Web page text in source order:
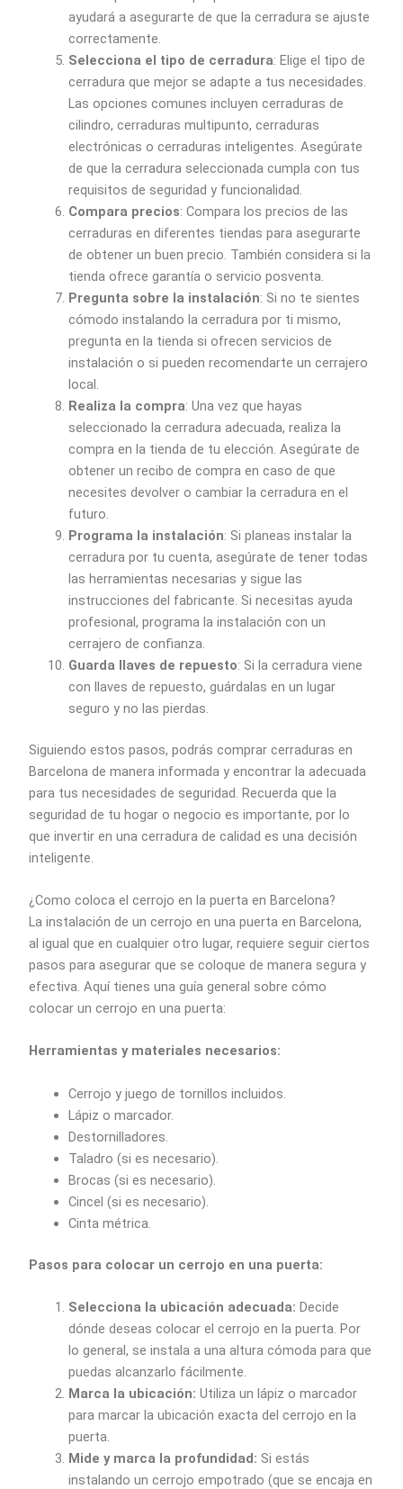
ayudará a asegurarte de que la cerradura se ajuste
correctamente.
Selecciona el tipo de cerradura: Elige el tipo de
cerradura que mejor se adapte a tus necesidades.
Las opciones comunes incluyen cerraduras de
cilindro, cerraduras multipunto, cerraduras
electrónicas o cerraduras inteligentes. Asegúrate
de que la cerradura seleccionada cumpla con tus
requisitos de seguridad y funcionalidad.
Compara precios: Compara los precios de las
cerraduras en diferentes tiendas para asegurarte
de obtener un buen precio. También considera si la
tienda ofrece garantía o servicio posventa.
Pregunta sobre la instalación: Si no te sientes
cómodo instalando la cerradura por ti mismo,
pregunta en la tienda si ofrecen servicios de
instalación o si pueden recomendarte un cerrajero
local.
Realiza la compra: Una vez que hayas
seleccionado la cerradura adecuada, realiza la
compra en la tienda de tu elección. Asegúrate de
obtener un recibo de compra en caso de que
necesites devolver o cambiar la cerradura en el
futuro.
Programa la instalación: Si planeas instalar la
cerradura por tu cuenta, asegúrate de tener todas
las herramientas necesarias y sigue las
instrucciones del fabricante. Si necesitas ayuda
profesional, programa la instalación con un
cerrajero de confianza.
Guarda llaves de repuesto: Si la cerradura viene
con llaves de repuesto, guárdalas en un lugar
seguro y no las pierdas.
Siguiendo estos pasos, podrás comprar cerraduras en
Barcelona de manera informada y encontrar la adecuada
para tus necesidades de seguridad. Recuerda que la
seguridad de tu hogar o negocio es importante, por lo
que invertir en una cerradura de calidad es una decisión
inteligente.
¿Como coloca el cerrojo en la puerta en Barcelona?
La instalación de un cerrojo en una puerta en Barcelona,
al igual que en cualquier otro lugar, requiere seguir ciertos
pasos para asegurar que se coloque de manera segura y
efectiva. Aquí tienes una guía general sobre cómo
colocar un cerrojo en una puerta:
Herramientas y materiales necesarios:
Cerrojo y juego de tornillos incluidos.
Lápiz o marcador.
Destornilladores.
Taladro (si es necesario).
Brocas (si es necesario).
Cincel (si es necesario).
Cinta métrica.
Pasos para colocar un cerrojo en una puerta:
Selecciona la ubicación adecuada: Decide
dónde deseas colocar el cerrojo en la puerta. Por
lo general, se instala a una altura cómoda para que
puedas alcanzarlo fácilmente.
Marca la ubicación: Utiliza un lápiz o marcador
para marcar la ubicación exacta del cerrojo en la
puerta.
Mide y marca la profundidad: Si estás
instalando un cerrojo empotrado (que se encaja en